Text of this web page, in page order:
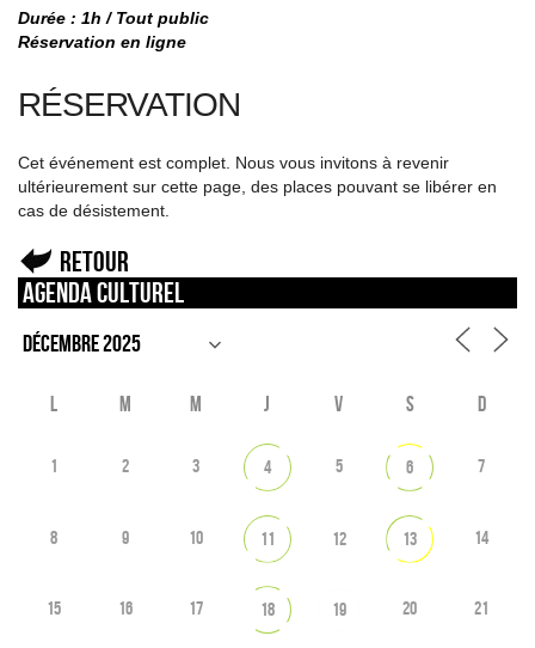
Durée : 1h / Tout public
Réservation en ligne
RÉSERVATION
Cet événement est complet. Nous vous invitons à revenir
ultérieurement sur cette page, des places pouvant se libérer en
cas de désistement.
Retour
Agenda culturel
L M M J V S D
1 2 3 4 5 6 7
8 9 10 11 12 13 14
15 16 17 18 19 20 21